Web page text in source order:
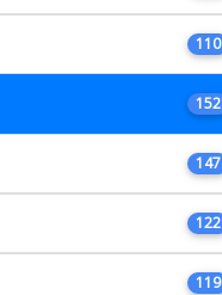
110
152
147
122
119